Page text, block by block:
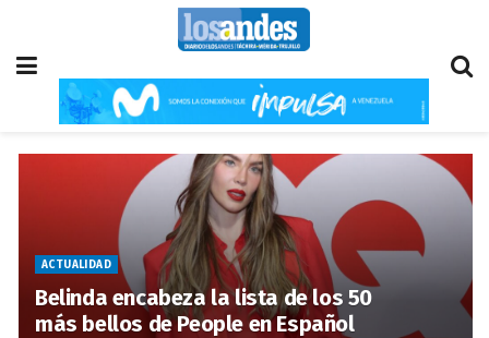
ACTUALIDAD
Belinda encabeza la lista de los 50
más bellos de People en Español